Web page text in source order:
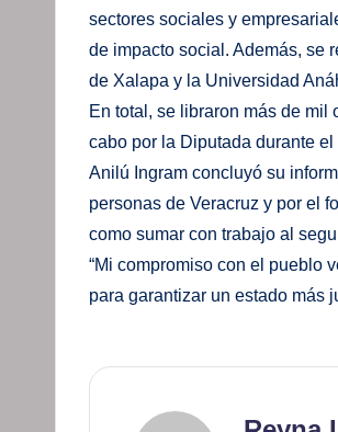
sectores sociales y
de impacto social. Además, se
de Xalapa y la Universidad
En total, se libraron más de
cabo por la Diputada durante el
Anilú Ingram concluyó su
personas de Veracruz y por el
como sumar con trabajo al
“Mi compromiso con el pueblo
para garantizar un estado más